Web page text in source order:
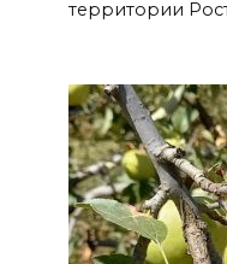
из-за
07 августа
Сап-
и турниры:
территории